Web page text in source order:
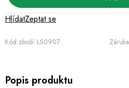
Kód zboží: L50907 Záruka
Zeptat se
Hlídat
Popis produktu